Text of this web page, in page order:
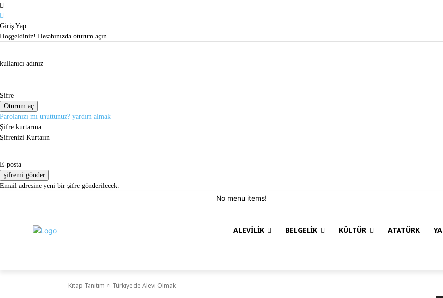
Giriş Yap
Hoşgeldiniz! Hesabınızda oturum açın.
kullanıcı adınız
Şifre
Parolanızı mı unuttunuz? yardım almak
Şifre kurtarma
Şifrenizi Kurtarın
E-posta
Email adresine yeni bir şifre gönderilecek.
No menu items!
ALEVILIK BELGELIK KÜLTÜR ATATÜRK
Kitap Tanıtım Türkiye'de Alevi Olmak